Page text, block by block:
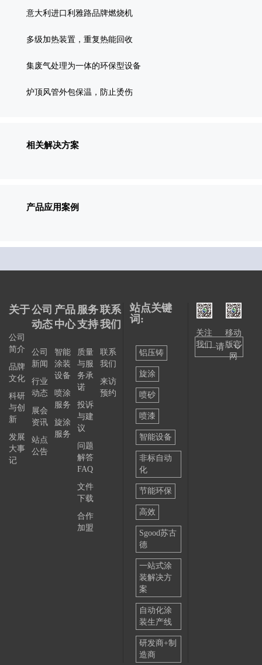
意大利进口利雅路品牌燃烧机
多级加热装置，重复热能回收
集废气处理为一体的环保型设备
炉顶风管外包保温，防止烫伤
相关解决方案
产品应用案例
关于
公司
简介
品牌
文化
科研
与创
新
发展
大事
记
公司
动态
公司
新闻
行业
动态
展会
资讯
站点
公告
产品
中心
智能
涂装
设备
喷涂
服务
旋涂
服务
服务
支持
质量
与服
务承
诺
投诉
与建
议
问题
解答
FAQ
文件
下载
合作
加盟
联系
我们
联系
我们
来访
预约
站点关键
词:
铝压铸
旋涂
喷砂
喷漆
智能设备
非标自动
化
节能环保
高效
Sgood苏古
德
一站式涂
装解决方
案
自动化涂
装生产线
研发商+制
造商
关注
我们
移动
版官
网
——请